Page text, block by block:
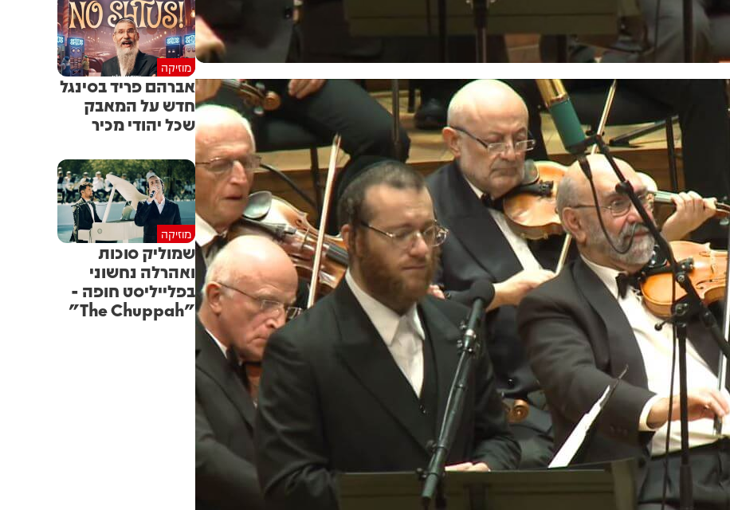
מוזיקה
אברהם פריד בסינגל
חדש על המאבק
שכל יהודי מכיר
מוזיקה
שמוליק סוכות
ואהרלה נחשוני
בפלייליסט חופה -
"The Chuppah"